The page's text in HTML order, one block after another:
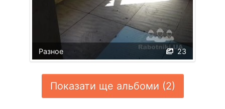
23
Разное
Показати ще альбоми (2)